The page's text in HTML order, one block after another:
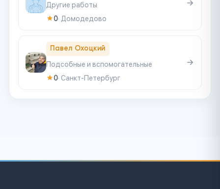
Другие работы
0· Домодедово
Павел Охоцкий
Подсобные и вспомогательные
0· Санкт-Петербург